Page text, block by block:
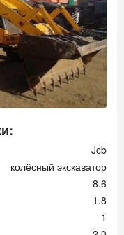
Jcb
колёсный экскаватор
8.6
1.8
1